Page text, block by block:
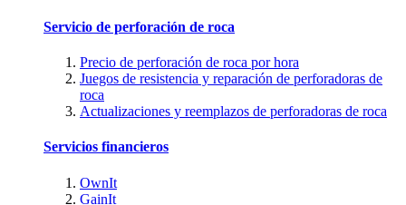
Servicio de perforación de roca
Precio de perforación de roca por hora
Juegos de resistencia y reparación de perforadoras de
roca
Actualizaciones y reemplazos de perforadoras de roca
Servicios financieros
OwnIt
GainIt